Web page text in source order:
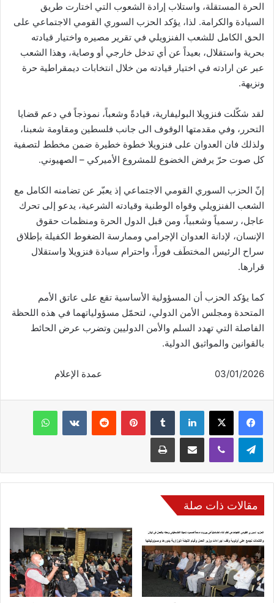
الحرة المستقلة، واستلاب إرادة الشعوب التي اختارت طريق
السيادة والكرامة. لذا، يؤكد الحزب السوري القومي الاجتماعي على
الحق الكامل للشعب الفنزويلي في تقرير مصيره واختيار قيادته
بحرية واستقلال، بعيداً عن أي تدخل خارجي أو وصاية، وهذا الشعب
عبر عن ارادته في اختيار قيادته من خلال انتخابات ديمقراطية حرة
ونزيهة.
لقد شكّلت فنزويلا البوليفارية، قيادةً وشعباً، نموذجاً في دعم قضايا
التحرر، وفي مقدمتها الوقوف الى جانب فلسطين ومقاومة شعبنا،
ولذلك فان العدوان على فنزويلا خطوة خطيرة ضمن مخطط لتصفية
كل صوت حرّ يرفض الخضوع للمشروع الأميركي – الصهيوني.
إنّ الحزب السوري القومي الاجتماعي إذ يعبّر عن تضامنه الكامل مع
الشعب الفنزويلي وقواه الوطنية وقيادته الشرعية، يدعو إلى تحرك
عاجل، رسمياً وشعبياً، ومن قبل الدول الحرة ومنظمات حقوق
الإنسان، لإدانة العدوان الإجرامي وممارسة الضغوط الكفيلة بإطلاق
سراح الرئيس المختطَف فوراً، واحترام سيادة فنزويلا واستقلال
قرارها.
كما يؤكد الحزب أن المسؤولية الأساسية تقع على عاتق الأمم
المتحدة ومجلس الأمن الدولي، لتحمّل مسؤولياتهما في هذه اللحظة
الفاصلة التي تهدد السلم والأمن الدوليين وتضرب عرض الحائط
بالقوانين والمواثيق الدولية.
03/01/2026 عمدة الإعلام
فيسبوك لينكدإن بينتيريست
مقالات ذات صلة